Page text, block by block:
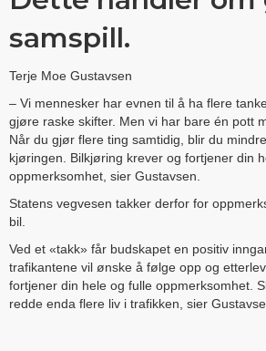
samspill.
Terje Moe Gustavsen
– Vi mennesker har evnen til å ha flere
gjøre raske skifter. Men vi har bare én pott
Når du gjør flere ting samtidig, blir du
kjøringen. Bilkjøring krever og fortjener din
oppmerksomhet, sier Gustavsen.
Statens vegvesen takker derfor for
bil.
Ved et «takk» får budskapet en positiv
trafikantene vil ønske å følge opp og
fortjener din hele og fulle oppmerksomhet.
redde enda flere liv i trafikken, sier